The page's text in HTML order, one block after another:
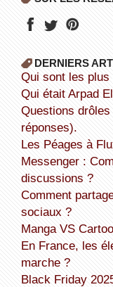
DERNIERS
Qui sont les
Qui était Arpad
Questions drôles en direct de Facebook (avec les
réponses).
Les Péages à
Messenger : Comment récupérer et lire toutes les
discussions ?
Comment partager l'humour sur les réseaux
sociaux ?
Manga VS
En France, les élections municipales : comment ça
marche ?
Black Friday 2025 : records de ventes, chaos de